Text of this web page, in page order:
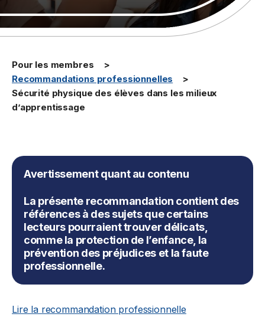
Pour les membres
Recommandations professionnelles
Sécurité physique des élèves dans les milieux
d’apprentissage
Avertissement quant au contenu
La présente recommandation contient des
références à des sujets que certains
lecteurs pourraient trouver délicats,
comme la protection de l’enfance, la
prévention des préjudices et la faute
professionnelle.
Lire la recommandation professionnelle